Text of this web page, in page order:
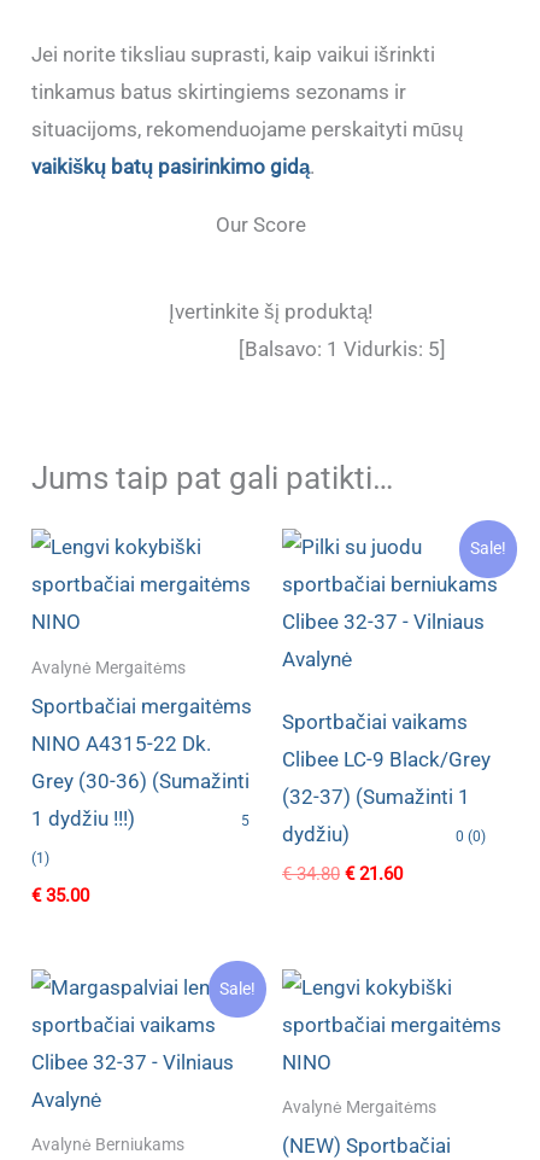
Jei norite tiksliau suprasti, kaip vaikui išrinkti
tinkamus batus skirtingiems sezonams ir
situacijoms, rekomenduojame perskaityti mūsų
vaikiškų batų pasirinkimo gidą.
Our Score
Įvertinkite šį produktą!
[Balsavo: 1 Vidurkis: 5]
Jums taip pat gali patikti…
Avalynė Mergaitėms
Sportbačiai mergaitėms
NINO A4315-22 Dk.
Grey (30-36) (Sumažinti
1 dydžiu !!!)
5
(1)
€35.00
Sale!
Sportbačiai vaikams
Clibee LC-9 Black/Grey
(32-37) (Sumažinti 1
dydžiu)
0 (0)
€34.80 Original
€21.60Current
Sale!
Avalynė Berniukams
Avalynė Mergaitėms
(NEW) Sportbačiai